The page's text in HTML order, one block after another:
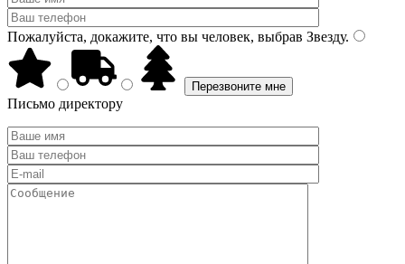
Пожалуйста, докажите, что вы человек, выбрав Звезду.
Письмо директору